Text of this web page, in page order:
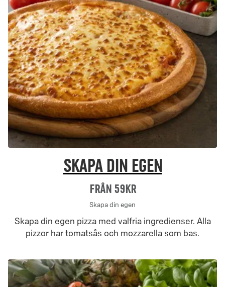
Skapa din egen
Från 59Kr
Skapa din egen
Skapa din egen pizza med valfria ingredienser. Alla
pizzor har tomatsås och mozzarella som bas.